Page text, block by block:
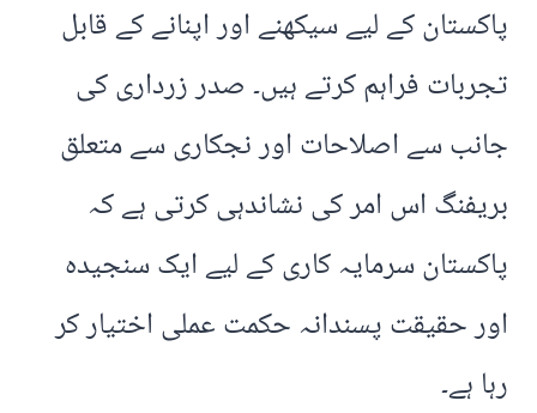
پاکستان کے لیے سیکھنے اور اپنانے کے قابل
تجربات فراہم کرتے ہیں۔ صدر زرداری کی
جانب سے اصلاحات اور نجکاری سے متعلق
بریفنگ اس امر کی نشاندہی کرتی ہے کہ
پاکستان سرمایہ کاری کے لیے ایک سنجیدہ
اور حقیقت پسندانہ حکمت عملی اختیار کر
رہا ہے۔